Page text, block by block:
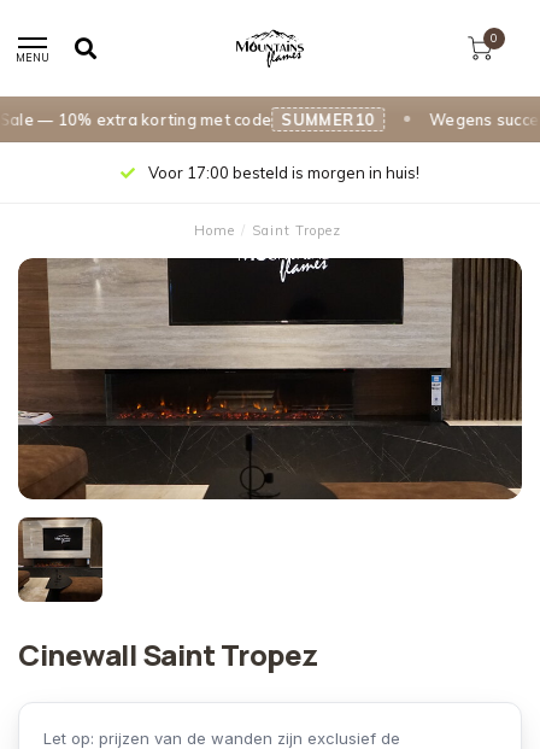
— 10% extra korting met code SUMMER10 Wegens succes
MENU
0
Voor 17:00 besteld is morgen in huis!
Home / Saint Tropez
Cinewall Saint Tropez
Let op: prijzen van de wanden zijn exclusief de